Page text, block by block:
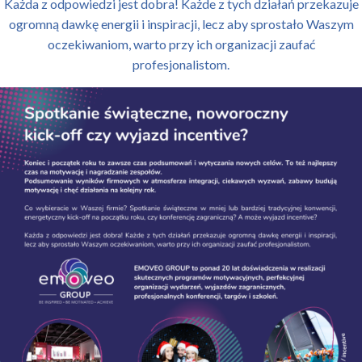
Każda z odpowiedzi jest dobra! Każde z tych działań przekazuje
ogromną dawkę energii i inspiracji, lecz aby sprostało Waszym
oczekiwaniom, warto przy ich organizacji zaufać
profesjonalistom.